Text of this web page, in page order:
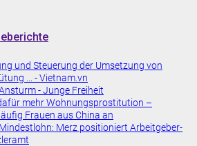
und Steuerung der Umsetzung von
... - Vietnam.vn
- Junge Freiheit
mehr Wohnungsprostitution –
Frauen aus China an
Merz positioniert Arbeitgeber-